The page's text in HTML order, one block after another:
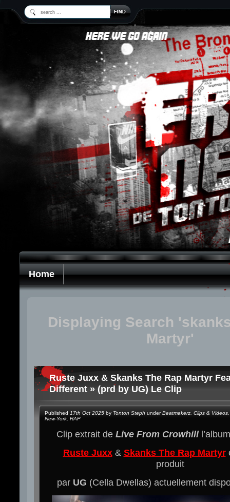
Home
Displaying Search
Martyr'
Ruste Juxx & Skanks The Rap Martyr
Different » (prd by UG) Le Clip
Published 17th Oct 2025 by Tonton Steph underBeatmakerz Clips & Videos
New-York RAP
Clip extrait de Live From Crowhill
Ruste Juxx& Skanks The Rap Martyr
produit
par UG (Cella Dwellas) actuellement